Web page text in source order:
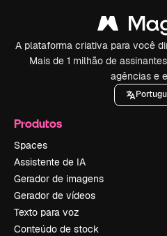
A plataforma criativa para você
Mais de 1 milhão de
agências e
Produtos
Spaces
Assistente de IA
Gerador de imagens
Gerador de vídeos
Texto para voz
Conteúdo de stock